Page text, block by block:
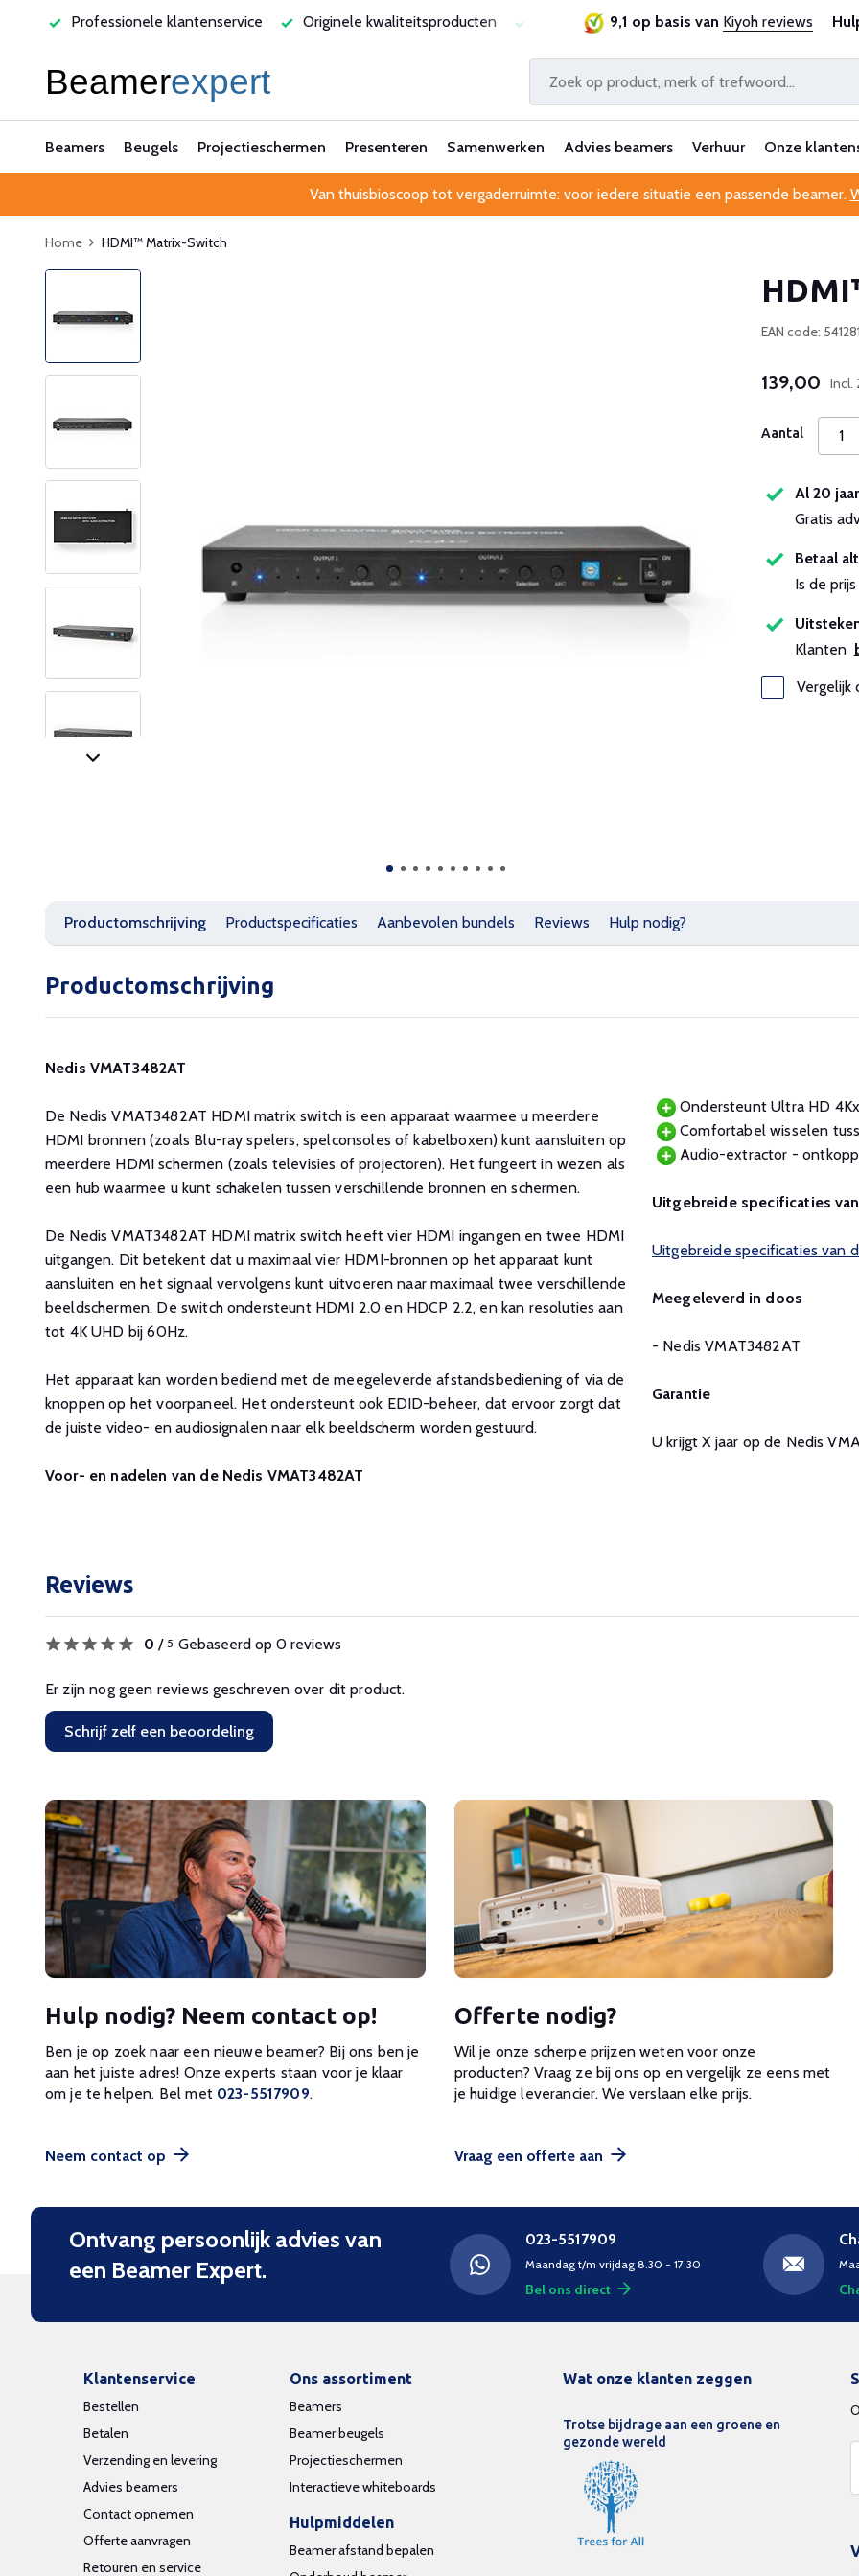
Professionele klantenservice Originele kwaliteitsproducten Laagste prijsgarantie Al 25 jaar
9,1 op basis van Kiyoh reviews
Beamers Beugels Projectieschermen Presenteren Samenwerken Advies beamers Verhuur Onze
Van thuisbioscoop tot vergaderruimte: voor iedere situatie een passende beamer.
Home HDMI™ Matrix-Switch
EAN code:
139,00 Incl.
Aantal
Al 20
Gratis
Betaal
Is de
Klanten
Vergelijk
Productomschrijving Productspecificaties Aanbevolen bundels Reviews Hulp nodig?
Productomschrijving
Nedis VMAT3482AT
De Nedis VMAT3482AT HDMI matrix switch is een apparaat waarmee u meerdere
HDMI bronnen (zoals Blu-ray spelers, spelconsoles of kabelboxen) kunt aansluiten op
meerdere HDMI schermen (zoals televisies of projectoren). Het fungeert in wezen als
een hub waarmee u kunt schakelen tussen verschillende bronnen en schermen.
De Nedis VMAT3482AT HDMI matrix switch heeft vier HDMI ingangen en twee HDMI
uitgangen. Dit betekent dat u maximaal vier HDMI-bronnen op het apparaat kunt
aansluiten en het signaal vervolgens kunt uitvoeren naar maximaal twee verschillende
beeldschermen. De switch ondersteunt HDMI 2.0 en HDCP 2.2, en kan resoluties aan
tot 4K UHD bij 60Hz.
Het apparaat kan worden bediend met de meegeleverde afstandsbediening of via de
knoppen op het voorpaneel. Het ondersteunt ook EDID-beheer, dat ervoor zorgt dat
de juiste video- en audiosignalen naar elk beeldscherm worden gestuurd.
Voor- en nadelen van de Nedis VMAT3482AT
Ondersteunt Ultra HD
Comfortabel wisselen
Audio-extractor -
Uitgebreide specificaties
Uitgebreide specificaties van
Meegeleverd in doos
- Nedis VMAT3482AT
Garantie
U krijgt X jaar op de Nedis
Reviews
0 / 5 Gebaseerd op 0 reviews
Er zijn nog geen reviews geschreven over dit product.
Schrijf zelf een beoordeling
Hulp nodig? Neem contact op!
Ben je op zoek naar een nieuwe beamer? Bij ons ben je
aan het juiste adres! Onze experts staan voor je klaar
om je te helpen. Bel met 023-5517909.
Neem contact op
Offerte nodig?
Wil je onze scherpe prijzen weten voor onze
producten? Vraag ze bij ons op en vergelijk ze eens met
je huidige leverancier. We verslaan elke prijs.
Vraag een offerte aan
Ontvang persoonlijk advies van
een Beamer Expert.
023-5517909
Maandag t/m vrijdag 8.30 - 17:30
Bel ons direct
Klantenservice
Bestellen
Betalen
Verzending en levering
Advies beamers
Contact opnemen
Offerte aanvragen
Retouren en service
Ons assortiment
Beamers
Beamer beugels
Projectieschermen
Interactieve whiteboards
Hulpmiddelen
Beamer afstand bepalen
Wat onze klanten zeggen
Trotse bijdrage aan een groene en
gezonde wereld